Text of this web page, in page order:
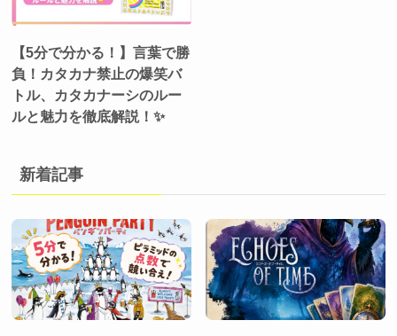
【5分で分かる！】言葉で勝
負！カタカナ禁止の爆笑バ
トル、カタカナーシのルー
ルと魅力を徹底解説！✨
新着記事